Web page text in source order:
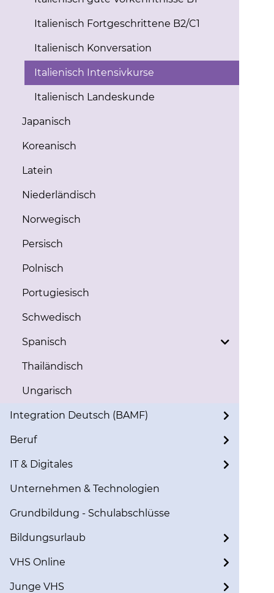
Italienisch Fortgeschrittene B2/C1
Italienisch Konversation
Italienisch Intensivkurse
Italienisch Landeskunde
Japanisch
Koreanisch
Latein
Niederländisch
Norwegisch
Persisch
Polnisch
Portugiesisch
Schwedisch
Spanisch
Thailändisch
Ungarisch
Integration Deutsch (BAMF)
Beruf
IT & Digitales
Unternehmen & Technologien
Grundbildung - Schulabschlüsse
Bildungsurlaub
VHS Online
Junge VHS